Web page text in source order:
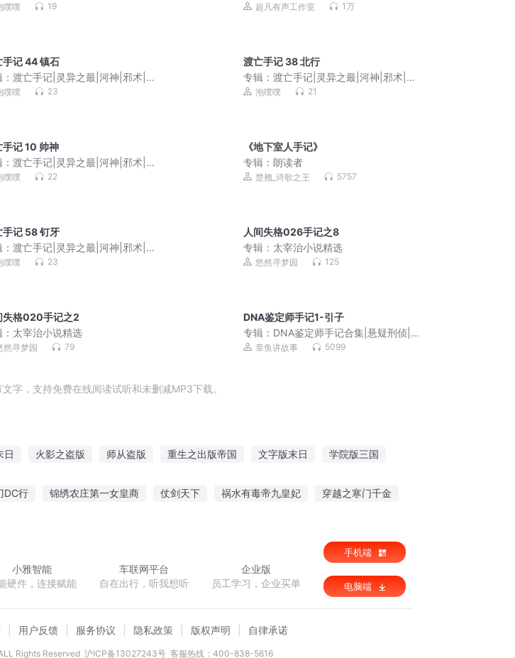
|灵异|僵尸|灵犬|镇邪|污秽|水猴子
噗噗 19 超凡有声工作室 1万
手记 44 镇石
：渡亡手记|灵异之最|河神|邪术|纸
|灵异|僵尸|灵犬|镇邪|污秽|水猴子
噗噗 23
渡亡手记 38 北行
专辑：渡亡手记|灵异之最|河神|邪术|纸
新娘|灵异|僵尸|灵犬|镇邪|污秽|水猴子
泡噗噗 21
手记 10 帅神
：渡亡手记|灵异之最|河神|邪术|纸
|灵异|僵尸|灵犬|镇邪|污秽|水猴子
噗噗 22
《地下室人手记》
专辑：朗读者
楚翘_诗歌之王 5757
手记 58 钉牙
：渡亡手记|灵异之最|河神|邪术|纸
|灵异|僵尸|灵犬|镇邪|污秽|水猴子
噗噗 23
人间失格026手记之8
专辑： 太宰治小说精选
悠然寻梦园 125
失格020手记之2
太宰治小说精选
然寻梦园 79
DNA鉴定师手记1-引子
专辑： DNA鉴定师手记合集|悬疑刑侦|树
影迷宫影视同款|全网点击超过亿次
章鱼讲故事 5099
字，支持免费在线阅读试听和未删减MP3下载。
日 火影之盗版 师从盗版 重生之出版帝国 文字版末日 学院版三国
DC行 锦绣农庄第一女皇商 仗剑天下 祸水有毒帝九皇妃 穿越之寒门千金
小雅智能
硬件，连接赋能
车联网平台
自在出行，听我想听
企业版
员工学习，企业买单
手机端
电脑端
用户反馈 服务协议 隐私政策 版权声明 自律承诺
Rights Reserved 沪ICP备13027243号 客服热线：400-838-5616